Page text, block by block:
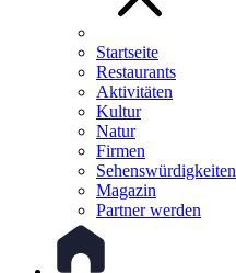
Startseite
Restaurants
Aktivitäten
Kultur
Natur
Firmen
Sehenswürdigkeiten
Magazin
Partner werden